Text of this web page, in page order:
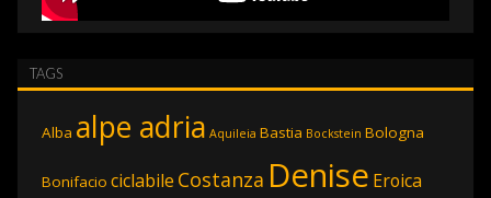
TAGS
Alba alpe adria Aquileia Bastia Bockstein Bologna
Bonifacio ciclabile Costanza Denise Eroica